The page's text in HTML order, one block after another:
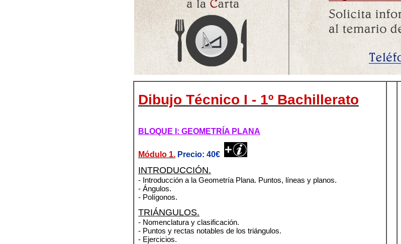
Dibujo Técnico I - 1º Bachillerato
BLOQUE I: GEOMETRÍA PLANA
Módulo 1. Precio: 40€
INTRODUCCIÓN.
- Introducción a la Geometría Plana. Puntos, líneas y planos.
- Ángulos.
- Polígonos.
TRIÁNGULOS.
- Nomenclatura y clasificación.
- Puntos y rectas notables de los triángulos.
- Ejercicios.